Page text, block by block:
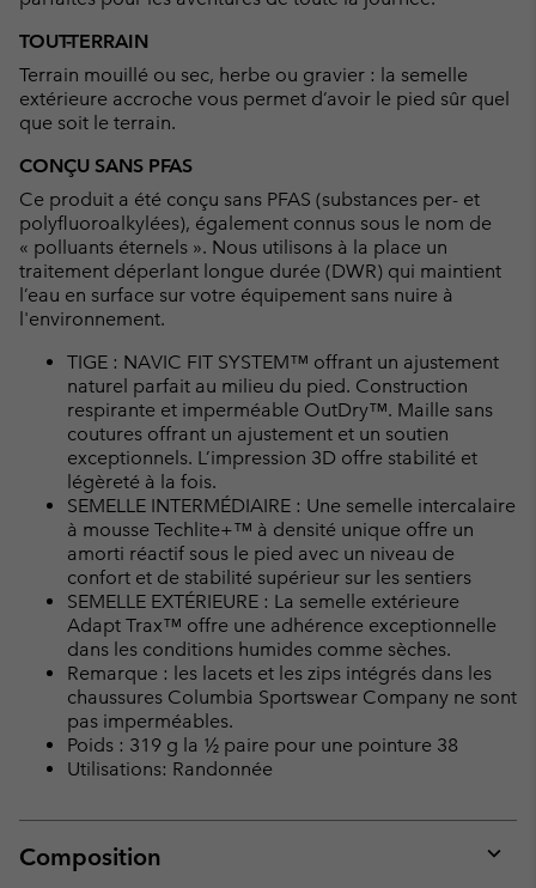
TOUT-TERRAIN
Terrain mouillé ou sec, herbe ou gravier : la semelle
extérieure accroche vous permet d’avoir le pied sûr quel
que soit le terrain.
CONÇU SANS PFAS
Ce produit a été conçu sans PFAS (substances per- et
polyfluoroalkylées), également connus sous le nom de
« polluants éternels ». Nous utilisons à la place un
traitement déperlant longue durée (DWR) qui maintient
l’eau en surface sur votre équipement sans nuire à
l'environnement.
TIGE : NAVIC FIT SYSTEM™ offrant un ajustement
naturel parfait au milieu du pied. Construction
respirante et imperméable OutDry™. Maille sans
coutures offrant un ajustement et un soutien
exceptionnels. L’impression 3D offre stabilité et
légèreté à la fois.
SEMELLE INTERMÉDIAIRE : Une semelle intercalaire
à mousse Techlite+™ à densité unique offre un
amorti réactif sous le pied avec un niveau de
confort et de stabilité supérieur sur les sentiers
SEMELLE EXTÉRIEURE : La semelle extérieure
Adapt Trax™ offre une adhérence exceptionnelle
dans les conditions humides comme sèches.
Remarque : les lacets et les zips intégrés dans les
chaussures Columbia Sportswear Company ne sont
pas imperméables.
Poids : 319 g la ½ paire pour une pointure 38
Utilisations: Randonnée
Composition